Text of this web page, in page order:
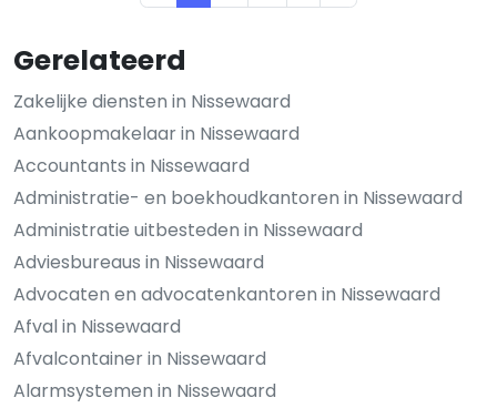
Gerelateerd
Zakelijke diensten in Nissewaard
Aankoopmakelaar in Nissewaard
Accountants in Nissewaard
Administratie- en boekhoudkantoren in Nissewaard
Administratie uitbesteden in Nissewaard
Adviesbureaus in Nissewaard
Advocaten en advocatenkantoren in Nissewaard
Afval in Nissewaard
Afvalcontainer in Nissewaard
Alarmsystemen in Nissewaard